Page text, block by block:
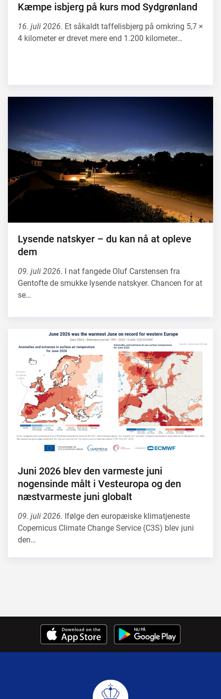
Kæmpe isbjerg på kurs mod Sydgrønland
16. juli 2026. Et såkaldt taffelisbjerg på omkring 5,7 ×
4 kilometer er drevet mere end 1.200 kilometer…
Lysende natskyer – du kan nå at opleve
dem
09. juli 2026. I nat fangede Oluf Carstensen fra
Gentofte de smukke lysende natskyer. Chancen for at
se…
Juni 2026 blev den varmeste juni
nogensinde målt i Vesteuropa og den
næstvarmeste juni globalt
09. juli 2026. Ifølge den europæiske klimatjeneste
Copernicus Climate Change Service (C3S) blev juni
den…